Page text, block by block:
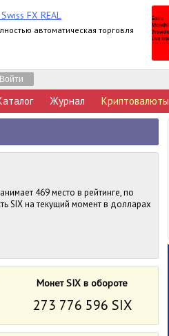
Swiss FX REAL
автоматическая торговля
Журнал Криптовалюты
469 место в рейтинге, по
SIX на текущий момент в долларах
Монет SIX в обороте
273 776 596 SIX